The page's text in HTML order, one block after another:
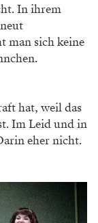
In ihrem
man sich keine
hat, weil das
Im Leid und in
eher nicht.